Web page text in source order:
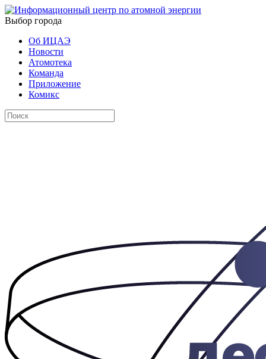
Выбор города
Об ИЦАЭ
Новости
Атомотека
Команда
Приложение
Комикс